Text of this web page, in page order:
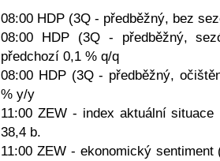
08:00 HDP (3Q - předběžný, bez
08:00 HDP (3Q - předběžný,
předchozí 0,1 % q/q
08:00 HDP (3Q - předběžný,
% y/y
11:00 ZEW - index aktuální
38,4 b.
11:00 ZEW - ekonomický